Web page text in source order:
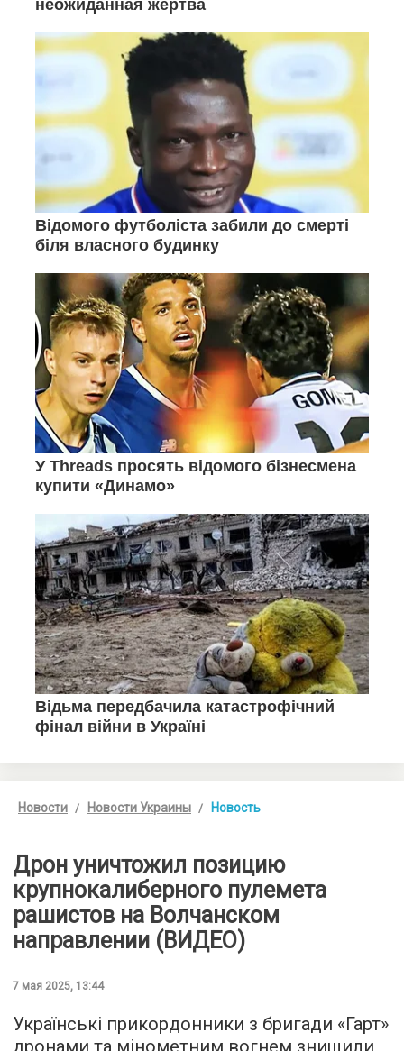
Новости Новости Украины Новость
Дрон уничтожил позицию
крупнокалиберного пулемета
рашистов на Волчанском
направлении (ВИДЕО)
7 мая 2025, 13:44
Українські прикордонники з бригади «Гарт»
дронами та мінометним вогнем знищили